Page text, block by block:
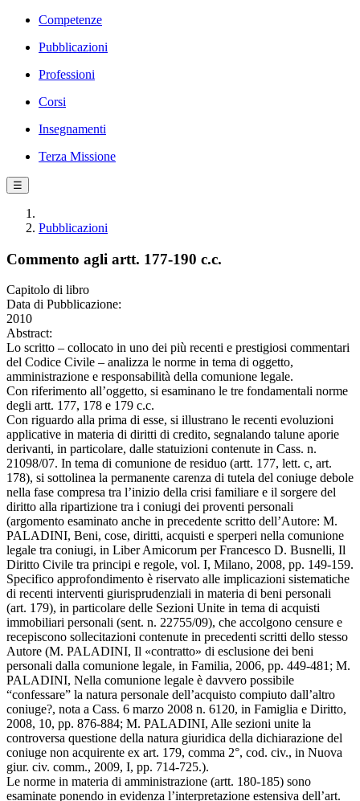
Competenze
Pubblicazioni
Professioni
Corsi
Insegnamenti
Terza Missione
☰
Pubblicazioni
Commento agli artt. 177-190 c.c.
Capitolo di libro
Data di Pubblicazione:
2010
Abstract:
Lo scritto – collocato in uno dei più recenti e prestigiosi commentari
del Codice Civile – analizza le norme in tema di oggetto,
amministrazione e responsabilità della comunione legale.
Con riferimento all’oggetto, si esaminano le tre fondamentali norme
degli artt. 177, 178 e 179 c.c.
Con riguardo alla prima di esse, si illustrano le recenti evoluzioni
applicative in materia di diritti di credito, segnalando talune aporie
derivanti, in particolare, dalle statuizioni contenute in Cass. n.
21098/07. In tema di comunione de residuo (artt. 177, lett. c, art.
178), si sottolinea la permanente carenza di tutela del coniuge debole
nella fase compresa tra l’inizio della crisi familiare e il sorgere del
diritto alla ripartizione tra i coniugi dei proventi personali
(argomento esaminato anche in precedente scritto dell’Autore: M.
PALADINI, Beni, cose, diritti, acquisti e sperperi nella comunione
legale tra coniugi, in Liber Amicorum per Francesco D. Busnelli, Il
Diritto Civile tra principi e regole, vol. I, Milano, 2008, pp. 149-159.
Specifico approfondimento è riservato alle implicazioni sistematiche
di recenti interventi giurisprudenziali in materia di beni personali
(art. 179), in particolare delle Sezioni Unite in tema di acquisti
immobiliari personali (sent. n. 22755/09), che accolgono censure e
recepiscono sollecitazioni contenute in precedenti scritti dello stesso
Autore (M. PALADINI, Il «contratto» di esclusione dei beni
personali dalla comunione legale, in Familia, 2006, pp. 449-481; M.
PALADINI, Nella comunione legale è davvero possibile
“confessare” la natura personale dell’acquisto compiuto dall’altro
coniuge?, nota a Cass. 6 marzo 2008 n. 6120, in Famiglia e Diritto,
2008, 10, pp. 876-884; M. PALADINI, Alle sezioni unite la
controversa questione della natura giuridica della dichiarazione del
coniuge non acquirente ex art. 179, comma 2°, cod. civ., in Nuova
giur. civ. comm., 2009, I, pp. 714-725.).
Le norme in materia di amministrazione (artt. 180-185) sono
esaminate ponendo in evidenza l’interpretazione estensiva dell’art.